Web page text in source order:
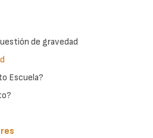
de gravedad
Escuela?